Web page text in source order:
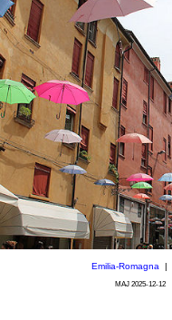
Emilia-Romagna |
MAJ 2025-12-12